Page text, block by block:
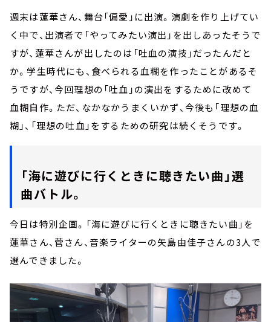
週末は蓮華さん、舞台「偏愛」に出演。演劇を作り上げてい
く中で、出演者で「やってみたい演出」を出しあったそうで
すが、蓮華さんが出したのは「吐血の演技」だったんだと
か。学生時代にも、食べられる血糊を作ったことがあるそ
うですが、今回理想の「吐血」の演出をするために改めて
血糊自作。ただ、なかなかうまくいかず、今後も「理想の血
糊」、「理想の吐血」をするための研究は続くそうです。
「海に遊びに行くときに聴きたい曲」選
曲バトル。
今日は特別企画。「海に遊びに行くときに聴きたい曲」を
蓮華さん、菅さん、音楽ライターの矢島由佳子さんの3人で
選んできました。